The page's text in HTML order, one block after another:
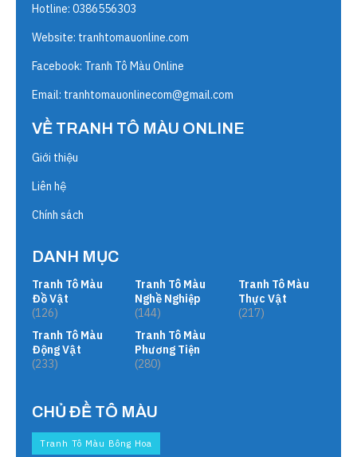
Hotline: 0386556303
Website: tranhtomauonline.com
Facebook: Tranh Tô Màu Online
Email: tranhtomauonlinecom@gmail.com
VỀ TRANH TÔ MÀU ONLINE
Giới thiệu
Liên hệ
Chính sách
DANH MỤC
Tranh Tô Màu
Đồ Vật
(126)
Tranh Tô Màu
Động Vật
(233)
Tranh Tô Màu
Nghề Nghiệp
(144)
Tranh Tô Màu
Phương Tiện
(280)
Tranh Tô Màu
Thực Vật
(217)
CHỦ ĐỀ TÔ MÀU
Tranh Tô Màu Bông Hoa